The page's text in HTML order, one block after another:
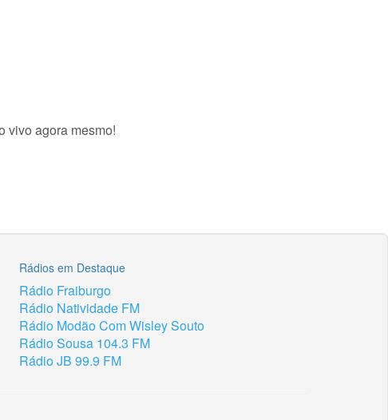
vivo agora mesmo!
Rádios em Destaque
Rádio Fraiburgo
Rádio Natividade FM
Rádio Modão Com Wisley Souto
Rádio Sousa 104.3 FM
Rádio JB 99.9 FM